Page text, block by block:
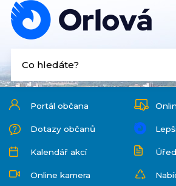
Portál občana
Dotazy občanů
Kalendář akcí
Online kamera